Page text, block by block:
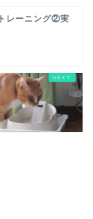
レーニング②実